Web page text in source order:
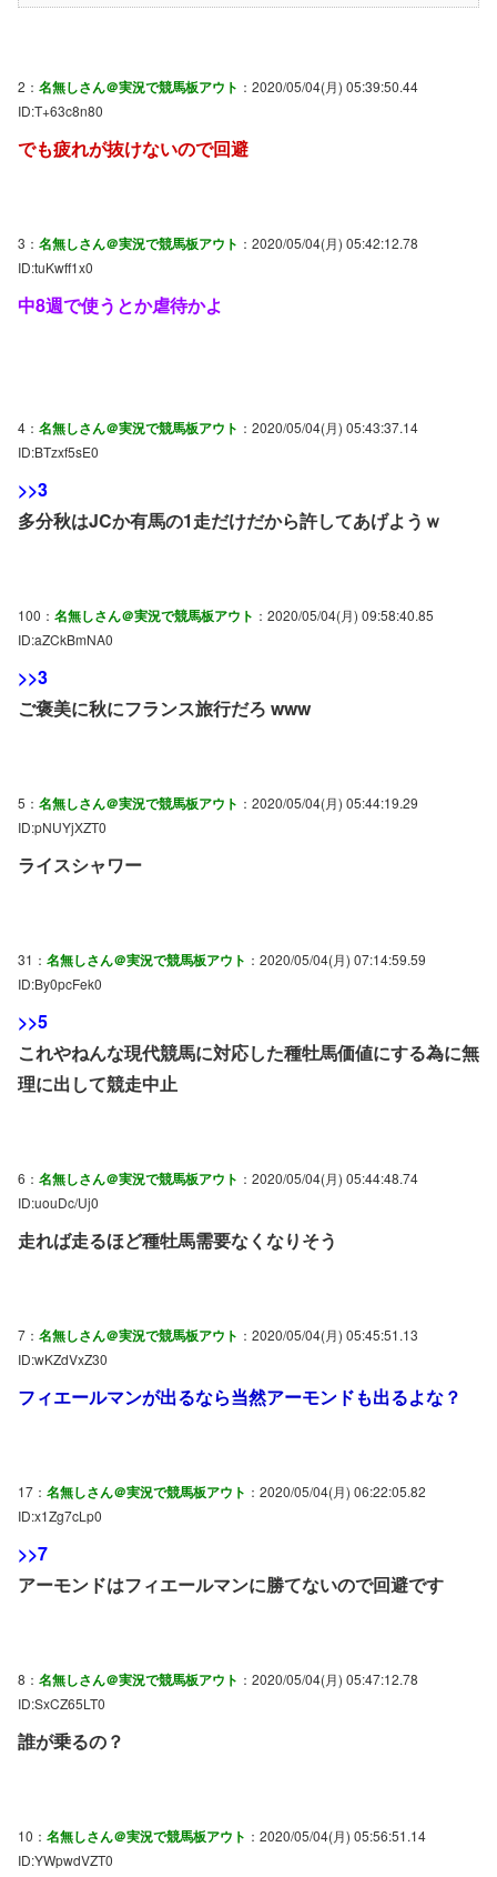
2： 名無しさん＠実況で競馬板アウト ：2020/05/04(月) 05:39:50.44
ID:T+63c8n80
でも疲れが抜けないので回避
3： 名無しさん＠実況で競馬板アウト ：2020/05/04(月) 05:42:12.78
ID:tuKwff1x0
中8週で使うとか虐待かよ
4： 名無しさん＠実況で競馬板アウト ：2020/05/04(月) 05:43:37.14
ID:BTzxf5sE0
>>3
多分秋はJCか有馬の1走だけだから許してあげようｗ
100： 名無しさん＠実況で競馬板アウト ：2020/05/04(月) 09:58:40.85
ID:aZCkBmNA0
>>3
ご褒美に秋にフランス旅行だろ www
5： 名無しさん＠実況で競馬板アウト ：2020/05/04(月) 05:44:19.29
ID:pNUYjXZT0
ライスシャワー
31： 名無しさん＠実況で競馬板アウト ：2020/05/04(月) 07:14:59.59
ID:By0pcFek0
>>5
これやねんな現代競馬に対応した種牡馬価値にする為に無
理に出して競走中止
6： 名無しさん＠実況で競馬板アウト ：2020/05/04(月) 05:44:48.74
ID:uouDc/Uj0
走れば走るほど種牡馬需要なくなりそう
7： 名無しさん＠実況で競馬板アウト ：2020/05/04(月) 05:45:51.13
ID:wKZdVxZ30
フィエールマンが出るなら当然アーモンドも出るよな？
17： 名無しさん＠実況で競馬板アウト ：2020/05/04(月) 06:22:05.82
ID:x1Zg7cLp0
>>7
アーモンドはフィエールマンに勝てないので回避です
8： 名無しさん＠実況で競馬板アウト ：2020/05/04(月) 05:47:12.78
ID:SxCZ65LT0
誰が乗るの？
10： 名無しさん＠実況で競馬板アウト ：2020/05/04(月) 05:56:51.14
ID:YWpwdVZT0